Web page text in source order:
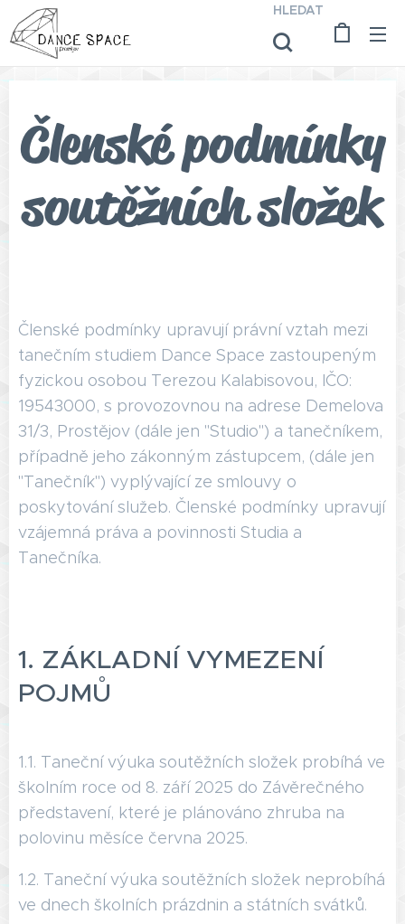
HLEDAT
Členské podmínky
soutěžních složek
Členské podmínky upravují právní vztah mezi
tanečním studiem Dance Space zastoupeným
fyzickou osobou Terezou Kalabisovou, IČO:
19543000, s provozovnou na adrese Demelova
31/3, Prostějov (dále jen "Studio") a tanečníkem,
případně jeho zákonným zástupcem, (dále jen
"Tanečník") vyplývající ze smlouvy o
poskytování služeb. Členské podmínky upravují
vzájemná práva a povinnosti Studia a
Tanečníka.
1. ZÁKLADNÍ VYMEZENÍ
POJMŮ
1.1. Taneční výuka soutěžních složek probíhá ve
školním roce od 8. září 2025 do Závěrečného
představení, které je plánováno zhruba na
polovinu měsíce června 2025.
1.2. Taneční výuka soutěžních složek neprobíhá
ve dnech školních prázdnin a státních svátků.